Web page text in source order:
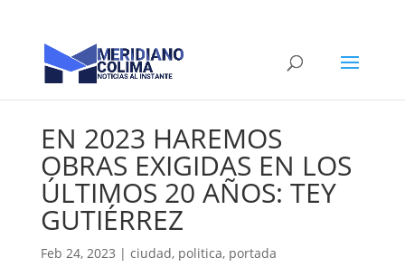
EN 2023 HAREMOS
OBRAS EXIGIDAS EN LOS
ÚLTIMOS 20 AÑOS: TEY
GUTIÉRREZ
Feb 24, 2023 | ciudad, politica, portada